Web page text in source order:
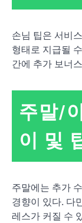
손님 팁은 서비
형태로 지급될
간에 추가 보너
주말/
이 및
주말에는 추가
경향이 있다. 다
레스가 커질 수